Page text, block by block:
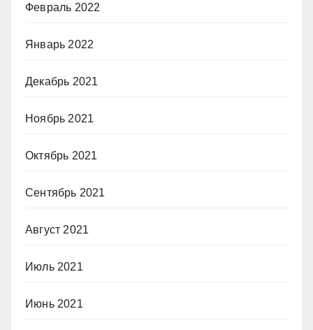
Февраль 2022
Январь 2022
Декабрь 2021
Ноябрь 2021
Октябрь 2021
Сентябрь 2021
Август 2021
Июль 2021
Июнь 2021